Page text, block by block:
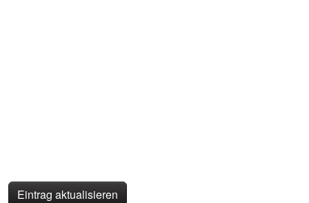
Eintrag aktualisieren